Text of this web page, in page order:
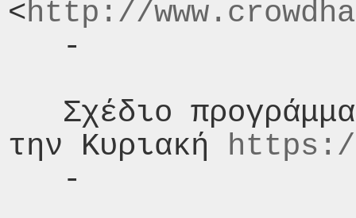
<http://
την Κυριακή https://